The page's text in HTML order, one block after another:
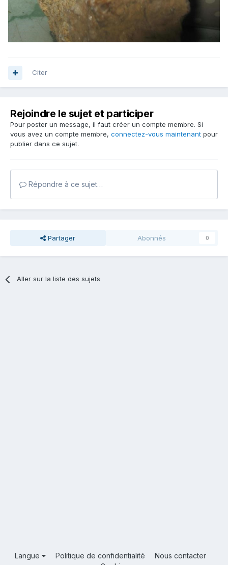
Citer
Rejoindre le sujet et participer
Pour poster un message, il faut créer un compte membre. Si
vous avez un compte membre, connectez-vous maintenant pour
publier dans ce sujet.
Répondre à ce sujet…
Partager Abonnés 0
Aller sur la liste des sujets
Langue Politique de confidentialité
Nous contacter